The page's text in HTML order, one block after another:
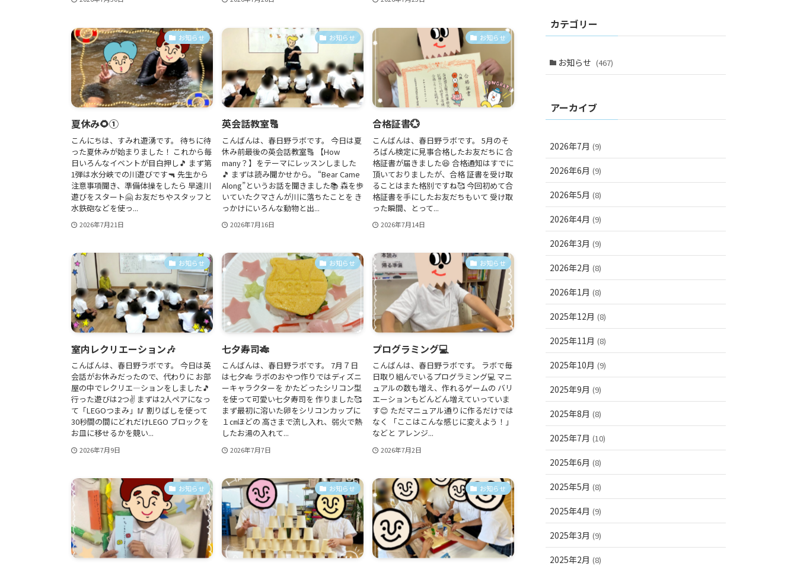
お知らせ
夏休み🌻①
こんにちは、すみれ遊湧です。 待ちに待
った夏休みが始まりました！ これから毎
日いろんなイベントが目白押し🎵 まず第
1弾は水分峡での川遊びです🔫 先生から
注意事項聞き、準備体操をしたら 早速川
遊びをスタート🤗 お友だちやスタッフと
水鉄砲などを使っ...
2026年7月21日
お知らせ
英会話教室🔠
こんばんは、春日野ラボです。 今日は夏
休み前最後の英会話教室🔠 【How
many？】をテーマにレッスンしました
🎵 まずは読み聞かせから。 “Bear Came
Along”というお話を聞きました📚 森を歩
いていたクマさんが川に落ちたことを き
っかけにいろんな動物と出...
2026年7月16日
お知らせ
合格証書💮
こんばんは、春日野ラボです。 5月のそ
ろばん検定に見事合格したお友だちに 合
格証書が届きました😆 合格通知はすでに
頂いておりましたが、合格 証書を受け取
ることはまた格別ですね🥰 今回初めて合
格証書を手にしたお友だちもいて 受け取
った瞬間、とって...
2026年7月14日
お知らせ
室内レクリエーション🎶
こんばんは、春日野ラボです。 今日は英
会話がお休みだったので、代わりに お部
屋の中でレクリエ―ションをしました🎵
行った遊びは2つ✌ まずは2人ペアになっ
て「LEGOつまみ」🥢 割りばしを使って
30秒間の間にどれだけLEGO ブロックを
お皿に移せるかを競い...
2026年7月9日
お知らせ
七夕寿司🎋
こんばんは、春日野ラボです。 7月７日
は七夕🎋 ラボのおやつ作りではディズニ
ーキャラクターを かたどったシリコン型
を使って可愛い七夕寿司を 作りました🥰
まず最初に溶いた卵をシリコンカップに
１㎝ほどの 高さまで流し入れ、弱火で熱
したお湯の入れて...
2026年7月7日
お知らせ
プログラミング💻
こんばんは、春日野ラボです。 ラボで毎
日取り組んでいるプログラミング💻 マニ
ュアルの数も増え、作れるゲームの バリ
エーションもどんどん増えていっていま
す😊 ただマニュアル通りに作るだけでは
なく 「ここはこんな感じに変えよう！」
などと アレンジ...
2026年7月2日
お知らせ お知らせ お知らせ
カテゴリー
お知らせ (467)
アーカイブ
2026年7月 (9)
2026年6月 (9)
2026年5月 (8)
2026年4月 (9)
2026年3月 (9)
2026年2月 (8)
2026年1月 (8)
2025年12月 (8)
2025年11月 (8)
2025年10月 (9)
2025年9月 (9)
2025年8月 (8)
2025年7月 (10)
2025年6月 (8)
2025年5月 (8)
2025年4月 (9)
2025年3月 (9)
2025年2月 (8)